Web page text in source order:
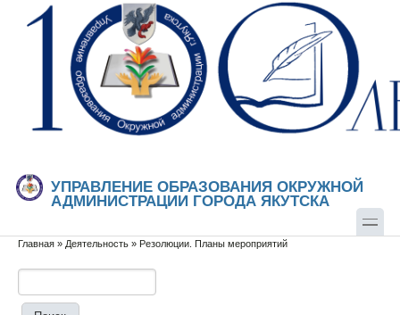
Перейти к основному содержанию
Skip to search
УПРАВЛЕНИЕ ОБРАЗОВАНИЯ ОКРУЖНОЙ
АДМИНИСТРАЦИИ ГОРОДА ЯКУТСКА
Вы здесь
Главная » Деятельность » Резолюции. Планы мероприятий